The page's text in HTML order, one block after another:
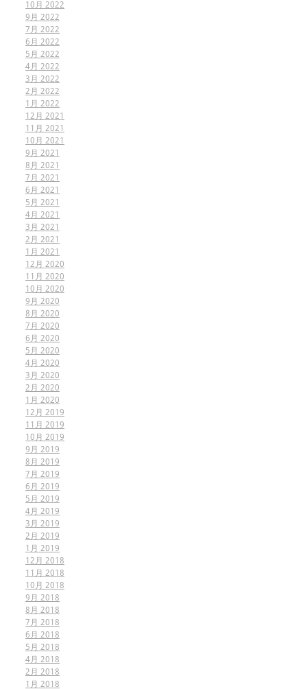
10月 2022
9月 2022
7月 2022
6月 2022
5月 2022
4月 2022
3月 2022
2月 2022
1月 2022
12月 2021
11月 2021
10月 2021
9月 2021
8月 2021
7月 2021
6月 2021
5月 2021
4月 2021
3月 2021
2月 2021
1月 2021
12月 2020
11月 2020
10月 2020
9月 2020
8月 2020
7月 2020
6月 2020
5月 2020
4月 2020
3月 2020
2月 2020
1月 2020
12月 2019
11月 2019
10月 2019
9月 2019
8月 2019
7月 2019
6月 2019
5月 2019
4月 2019
3月 2019
2月 2019
1月 2019
12月 2018
11月 2018
10月 2018
9月 2018
8月 2018
7月 2018
6月 2018
5月 2018
4月 2018
2月 2018
1月 2018